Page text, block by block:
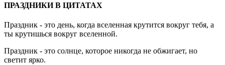
ПРАЗДНИКИ В ЦИТАТАХ
Праздник - это день, когда вселенная крутится вокруг тебя, а
ты крутишься вокруг вселенной.
Праздник - это солнце, которое никогда не обжигает, но
светит ярко.